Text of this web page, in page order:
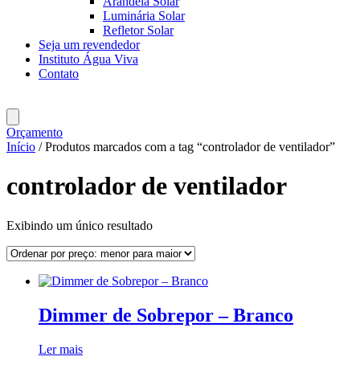
Luminária Solar
Refletor Solar
Seja um revendedor
Instituto Água Viva
Contato
Orçamento
Início / Produtos marcados com a tag “controlador de ventilador”
controlador de ventilador
Exibindo um único resultado
Dimmer de Sobrepor – Branco
Ler mais